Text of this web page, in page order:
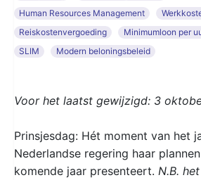
Human Resources Management
Reiskostenvergoeding
Minimumloon per
SLIM
Modern beloningsbeleid
Voor het laatst gewijzigd: 3
Prinsjesdag: Hét moment van het
Nederlandse regering haar
komende jaar presenteert. N.B.